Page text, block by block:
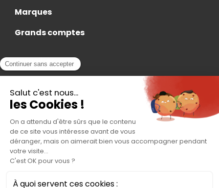
Marques
Grands comptes
Actualités
Contact
Accès Adhérent